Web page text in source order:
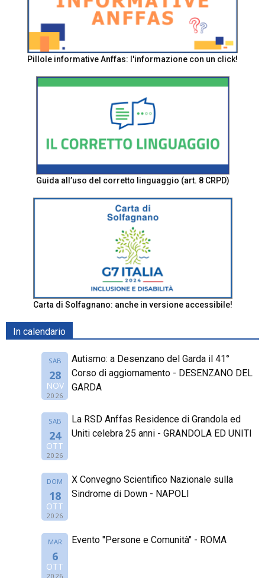
Pillole informative Anffas: l'informazione con un click!
Guida all’uso del corretto linguaggio (art. 8 CRPD)
Carta di Solfagnano: anche in versione accessibile!
In calendario
SAB
28
NOV
2026
Autismo: a Desenzano del Garda il 41°
Corso di aggiornamento - DESENZANO DEL
GARDA
SAB
24
OTT
2026
La RSD Anffas Residence di Grandola ed
Uniti celebra 25 anni - GRANDOLA ED UNITI
DOM
18
OTT
2026
X Convegno Scientifico Nazionale sulla
Sindrome di Down - NAPOLI
MAR
6
OTT
2026
Evento "Persone e Comunità" - ROMA